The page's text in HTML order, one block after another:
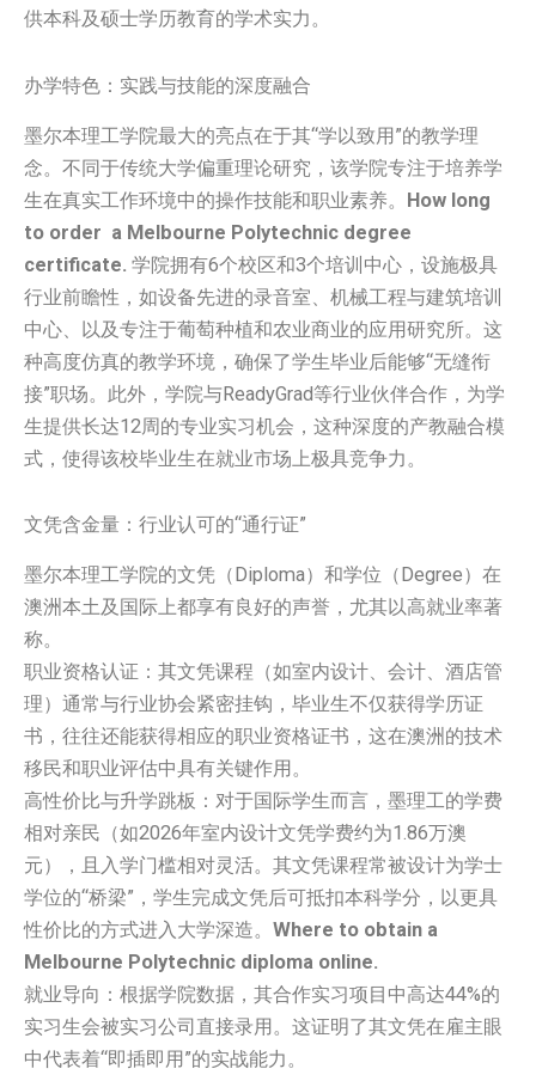
供本科及硕士学历教育的学术实力。
办学特色：实践与技能的深度融合
墨尔本理工学院最大的亮点在于其“学以致用”的教学理
念。不同于传统大学偏重理论研究，该学院专注于培养学
生在真实工作环境中的操作技能和职业素养。 How long
to order a Melbourne Polytechnic degree
certificate. 学院拥有6个校区和3个培训中心，设施极具
行业前瞻性，如设备先进的录音室、机械工程与建筑培训
中心、以及专注于葡萄种植和农业商业的应用研究所。这
种高度仿真的教学环境，确保了学生毕业后能够“无缝衔
接”职场。此外，学院与ReadyGrad等行业伙伴合作，为学
生提供长达12周的专业实习机会，这种深度的产教融合模
式，使得该校毕业生在就业市场上极具竞争力。
文凭含金量：行业认可的“通行证”
墨尔本理工学院的文凭（Diploma）和学位（Degree）在
澳洲本土及国际上都享有良好的声誉，尤其以高就业率著
称。
职业资格认证：其文凭课程（如室内设计、会计、酒店管
理）通常与行业协会紧密挂钩，毕业生不仅获得学历证
书，往往还能获得相应的职业资格证书，这在澳洲的技术
移民和职业评估中具有关键作用。
高性价比与升学跳板：对于国际学生而言，墨理工的学费
相对亲民（如2026年室内设计文凭学费约为1.86万澳
元），且入学门槛相对灵活。其文凭课程常被设计为学士
学位的“桥梁”，学生完成文凭后可抵扣本科学分，以更具
性价比的方式进入大学深造。 Where to obtain a
Melbourne Polytechnic diploma online.
就业导向：根据学院数据，其合作实习项目中高达44%的
实习生会被实习公司直接录用。这证明了其文凭在雇主眼
中代表着“即插即用”的实战能力。